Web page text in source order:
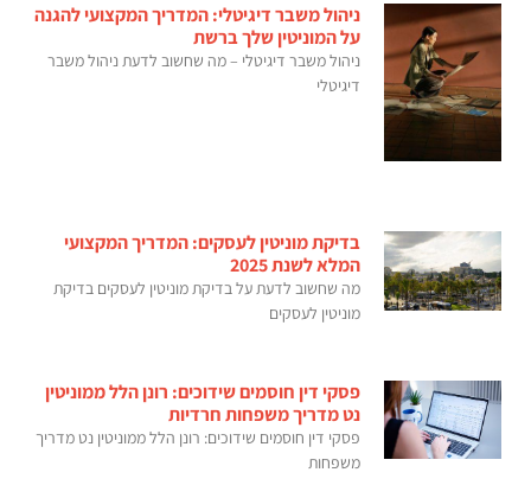
ניהול משבר דיגיטלי: המדריך המקצועי להגנה
על המוניטין שלך ברשת
ניהול משבר דיגיטלי – מה שחשוב לדעת ניהול משבר
דיגיטלי
בדיקת מוניטין לעסקים: המדריך המקצועי
המלא לשנת 2025
מה שחשוב לדעת על בדיקת מוניטין לעסקים בדיקת
מוניטין לעסקים
פסקי דין חוסמים שידוכים: רונן הלל ממוניטין
נט מדריך משפחות חרדיות
פסקי דין חוסמים שידוכים: רונן הלל ממוניטין נט מדריך
משפחות